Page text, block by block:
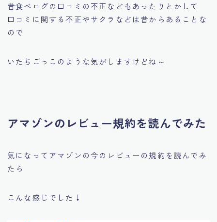
昔食べログの口コミの不正などもあったりとかして
口コミに関する不正やサクラなどは昔からあることな
ので
いたちごっこのような気がしますけどね～
アマゾンのレビュー規約を読んでみた
気になってアマゾンの今のレビューの規約を読んでみ
たら
こんな感じでした↓